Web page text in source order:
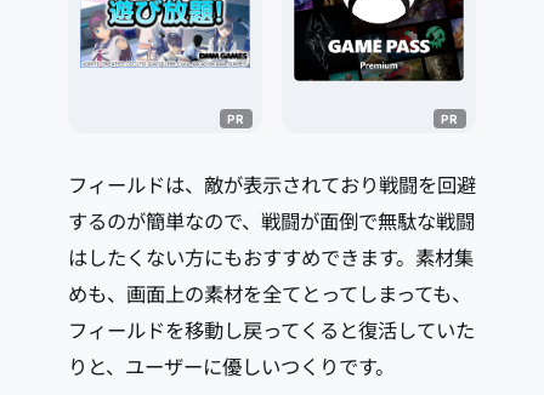
フィールドは、敵が表示されており戦闘を回避
するのが簡単なので、戦闘が面倒で無駄な戦闘
はしたくない方にもおすすめできます。素材集
めも、画面上の素材を全てとってしまっても、
フィールドを移動し戻ってくると復活していた
りと、ユーザーに優しいつくりです。